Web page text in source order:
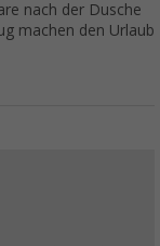
nach der Dusche
machen den Urlaub